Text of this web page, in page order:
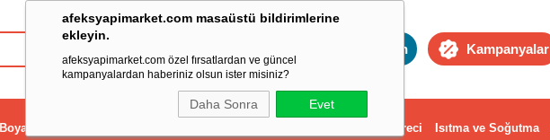
afeksyapimarket.com masaüstü bildirimlerine
ekleyin.
afeksyapimarket.com özel fırsatlardan ve güncel
kampanyalardan haberiniz olsun ister misiniz?
Daha Sonra Evet
Toptan Kampanyalar
Boya Dekorasyon ve Ev Gereci Isıtma ve Soğutma